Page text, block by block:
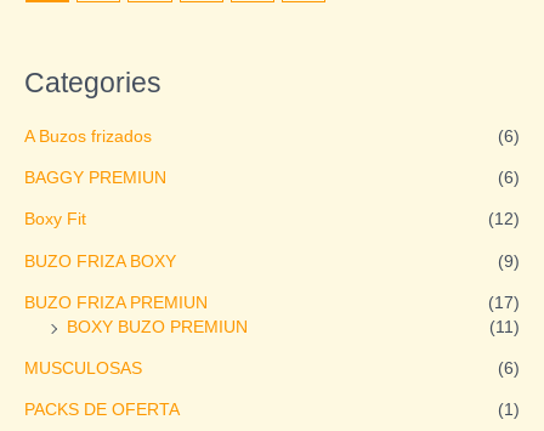
Categories
A Buzos frizados (6)
BAGGY PREMIUN (6)
Boxy Fit (12)
BUZO FRIZA BOXY (9)
BUZO FRIZA PREMIUN
(17)
BOXY BUZO PREMIUN
(11)
MUSCULOSAS (6)
PACKS DE OFERTA (1)